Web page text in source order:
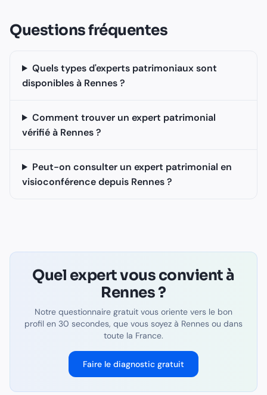
Questions fréquentes
Quels types d'experts patrimoniaux sont
disponibles à Rennes ?
Comment trouver un expert patrimonial
vérifié à Rennes ?
Peut-on consulter un expert patrimonial en
visioconférence depuis Rennes ?
Quel expert vous convient à
Rennes?
Notre questionnaire gratuit vous oriente vers le bon
profil en 30 secondes, que vous soyez à Rennes ou dans
toute la France.
Faire le diagnostic gratuit